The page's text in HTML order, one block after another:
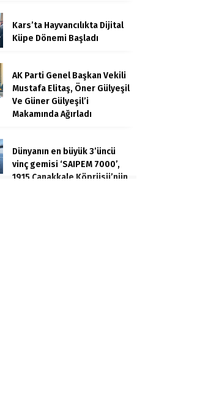
Kars’ta Hayvancılıkta Dijital
Küpe Dönemi Başladı
AK Parti Genel Başkan Vekili
Mustafa Elitaş, Öner Gülyeşil
Ve Güner Gülyeşil’i
Makamında Ağırladı
Dünyanın en büyük 3’üncü
vinç gemisi ‘SAIPEM 7000’,
1915 Çanakkale Köprüsü’nün